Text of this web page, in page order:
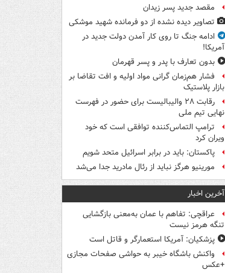
مقصد جدید پسر زیدان
تصاویر دیده‌ نشده از دو فرمانده شهید موشکی
ادامه جنگ تا روی کار آمدن دولت جدید در
آمریکا!
بدون تعارف با پدر و پسر قهرمان
فشار هم‌زمان گرانی مواد اولیه و افت تقاضا بر
بازار پلاستیک
رقابت ۲۸ والیبالیست برای حضور در فهرست
نهایی تیم ملی
ترامپ التماس‌کننده توافقی است که خود
ویران کرد
پاکستان: باید در برابر اسرائیل متحد شویم
مورینیو هرگز نباید از رئال مادرید جدا می‌شد
آخرین اخبار
عراقچی: تفاهم با عمان به‌معنی بازگشایی
تنگه هرمز نیست
پزشکیان: آمریکا استعمارگر و قاتل است
واکنش باشگاه خیبر به حواشی صفحات مجازی
+عکس